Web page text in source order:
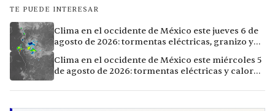
TE PUEDE INTERESAR
Clima en el occidente de México este jueves 6 de
agosto de 2026: tormentas eléctricas, granizo y
Clima en el occidente de México este miércoles 5
de agosto de 2026: tormentas eléctricas y calor